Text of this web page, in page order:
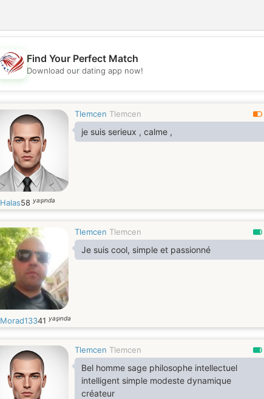
💖
💕
Find Your Perfect Match
Download our dating app now!
Tlemcen Tlemcen
je suis serieux , calme ,
Halas58 yaşında
Tlemcen Tlemcen
Je suis cool, simple et passionné
Morad13341 yaşında
Tlemcen Tlemcen
Bel homme sage philosophe intellectuel
intelligent simple modeste dynamique
créateur